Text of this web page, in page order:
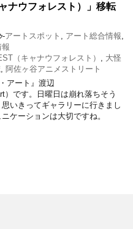
ナウフォレスト）」移転
-アートスポット アート総合情報
（キャナウフォレスト）
大怪
阿佐ヶ谷アニメストリート
アート』渡辺
）です。日曜日は崩れ落ちそう
いきってギャラリーに行きまし
ケーションは大切ですね。